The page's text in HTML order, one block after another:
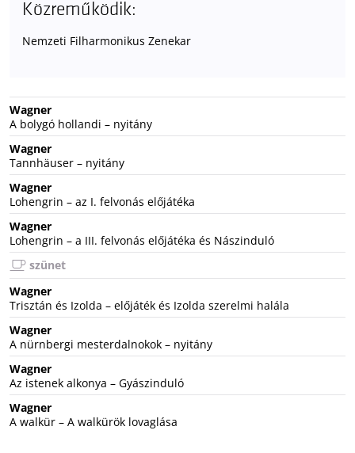
Közreműködik:
Nemzeti Filharmonikus Zenekar
Wagner
A bolygó hollandi – nyitány
Wagner
Tannhäuser – nyitány
Wagner
Lohengrin – az I. felvonás előjátéka
Wagner
Lohengrin – a III. felvonás előjátéka és Nászinduló
szünet
Wagner
Trisztán és Izolda – előjáték és Izolda szerelmi halála
Wagner
A nürnbergi mesterdalnokok – nyitány
Wagner
Az istenek alkonya – Gyászinduló
Wagner
A walkür – A walkürök lovaglása